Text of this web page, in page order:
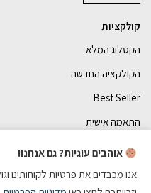
קולקציות
הקטלוג המלא
הקולקציה החדשה
Best Seller
התאמה אישית
אוהבים עוגיות? גם אנחנו!
אנו מכבדים את פרטיות לקוחותינו